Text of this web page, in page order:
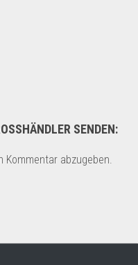
SENDEN:
Kommentar abzugeben.